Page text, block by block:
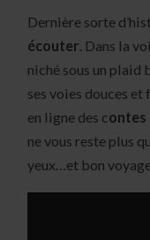
Dernière sorte
écouter. Dans la
niché sous un plaid
ses voies douces
en ligne des contes
ne vous reste plus
yeux…et bon